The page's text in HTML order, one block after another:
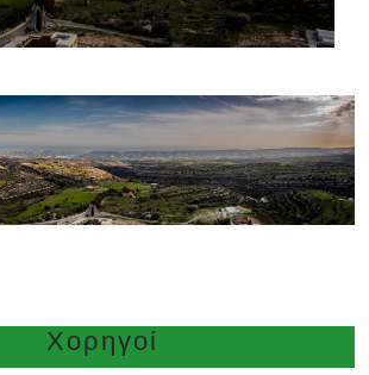
Χορηγοί